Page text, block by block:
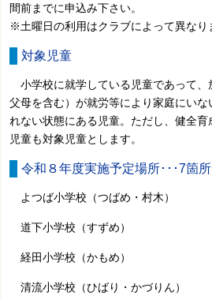
間前までに申込み下さい。
※土曜日の利用はクラブによって異なり
対象児童
小学校に就学している児童であって、
父母を含む）が就労等により家庭にい
れない状態にある児童。ただし、健全
児童も対象児童とします。
令和８年度実施予定場所･･･7
よつば小学校（つばめ・村木）
道下小学校（すずめ）
経田小学校（かもめ）
清流小学校（ひばり・かづりん）